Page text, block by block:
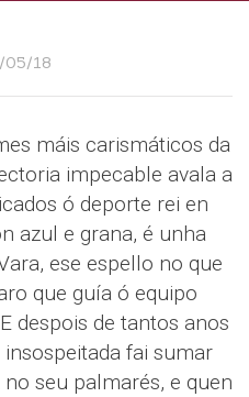
05/18
máis carismáticos da
impecable avala a
ó deporte rei en
azul e grana, é unha
ese espello no que
que guía ó equipo
despois de tantos anos
fai sumar
seu palmarés, e quen